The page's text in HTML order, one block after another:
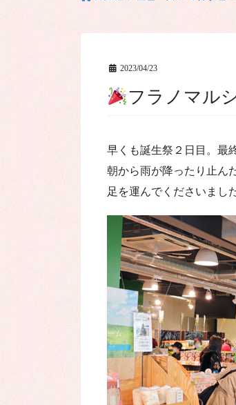
2023/04/23
フラノマル
早くも誕生祭２日目。最
朝から雨が降ったり止ん
足を運んでくださいまし